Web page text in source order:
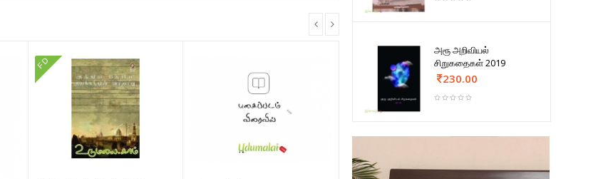
FD
அரூ அறிவியல்
சிறுகதைகள் 2019
230.00